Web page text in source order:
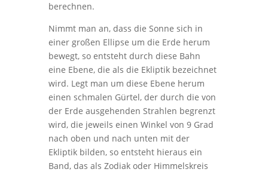
berechnen.
Nimmt man an, dass die Sonne sich in
einer großen Ellipse um die Erde herum
bewegt, so entsteht durch diese Bahn
eine Ebene, die als die Ekliptik bezeichnet
wird. Legt man um diese Ebene herum
einen schmalen Gürtel, der durch die von
der Erde ausgehenden Strahlen begrenzt
wird, die jeweils einen Winkel von 9 Grad
nach oben und nach unten mit der
Ekliptik bilden, so entsteht hieraus ein
Band, das als Zodiak oder Himmelskreis